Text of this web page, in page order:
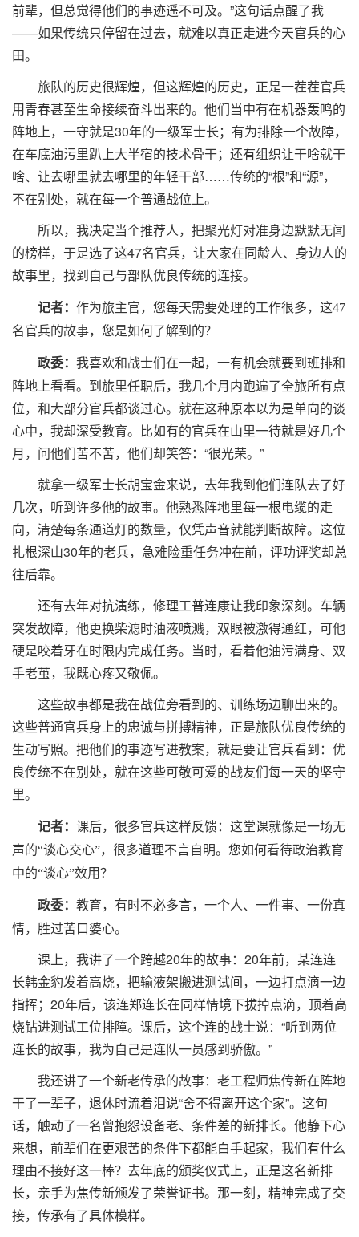
前辈，但总觉得他们的事迹遥不可及。”这句话点醒了我
——如果传统只停留在过去，就难以真正走进今天官兵的心
田。
旅队的历史很辉煌，但这辉煌的历史，正是一茬茬官兵
用青春甚至生命接续奋斗出来的。他们当中有在机器轰鸣的
阵地上，一守就是30年的一级军士长；有为排除一个故障，
在车底油污里趴上大半宿的技术骨干；还有组织让干啥就干
啥、让去哪里就去哪里的年轻干部……传统的“根”和“源”，
不在别处，就在每一个普通战位上。
所以，我决定当个推荐人，把聚光灯对准身边默默无闻
的榜样，于是选了这47名官兵，让大家在同龄人、身边人的
故事里，找到自己与部队优良传统的连接。
记者： 作为旅主官，您每天需要处理的工作很多，这47
名官兵的故事，您是如何了解到的？
政委： 我喜欢和战士们在一起，一有机会就要到班排和
阵地上看看。到旅里任职后，我几个月内跑遍了全旅所有点
位，和大部分官兵都谈过心。就在这种原本以为是单向的谈
心中，我却深受教育。比如有的官兵在山里一待就是好几个
月，问他们苦不苦，他们却笑答：“很光荣。”
就拿一级军士长胡宝金来说，去年我到他们连队去了好
几次，听到许多他的故事。他熟悉阵地里每一根电缆的走
向，清楚每条通道灯的数量，仅凭声音就能判断故障。这位
扎根深山30年的老兵，急难险重任务冲在前，评功评奖却总
往后靠。
还有去年对抗演练，修理工普连康让我印象深刻。车辆
突发故障，他更换柴滤时油液喷溅，双眼被激得通红，可他
硬是咬着牙在时限内完成任务。当时，看着他油污满身、双
手老茧，我既心疼又敬佩。
这些故事都是我在战位旁看到的、训练场边聊出来的。
这些普通官兵身上的忠诚与拼搏精神，正是旅队优良传统的
生动写照。把他们的事迹写进教案，就是要让官兵看到：优
良传统不在别处，就在这些可敬可爱的战友们每一天的坚守
里。
记者： 课后，很多官兵这样反馈：这堂课就像是一场无
声的“谈心交心”，很多道理不言自明。您如何看待政治教育
中的“谈心”效用？
政委： 教育，有时不必多言，一个人、一件事、一份真
情，胜过苦口婆心。
课上，我讲了一个跨越20年的故事：20年前，某连连
长韩金豹发着高烧，把输液架搬进测试间，一边打点滴一边
指挥；20年后，该连郑连长在同样情境下拔掉点滴，顶着高
烧钻进测试工位排障。课后，这个连的战士说：“听到两位
连长的故事，我为自己是连队一员感到骄傲。”
我还讲了一个新老传承的故事：老工程师焦传新在阵地
干了一辈子，退休时流着泪说“舍不得离开这个家”。这句
话，触动了一名曾抱怨设备老、条件差的新排长。他静下心
来想，前辈们在更艰苦的条件下都能白手起家，我们有什么
理由不接好这一棒？去年底的颁奖仪式上，正是这名新排
长，亲手为焦传新颁发了荣誉证书。那一刻，精神完成了交
接，传承有了具体模样。